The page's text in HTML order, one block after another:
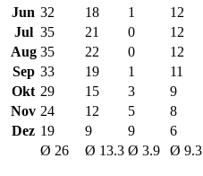
Jun 32 18 1
12
Jul 35 21 0
12
Aug 35 22 0
12
Sep 33 19 1
11
Okt 29 15 3
9
Nov 24 12 5
8
Dez 19 9 9
6
Ø 26
Ø 13.3 Ø 3.9 Ø 9.3